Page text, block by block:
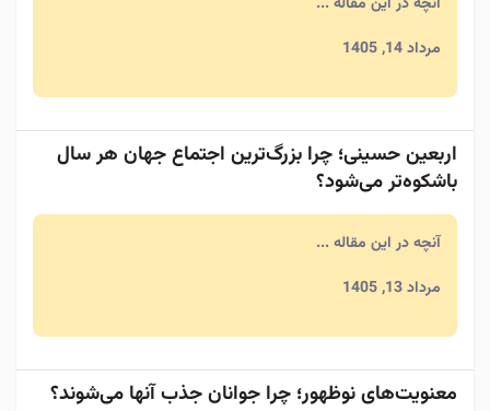
مرداد 14, 1405
اربعین حسینی؛ چرا بزرگ‌ترین اجتماع جهان هر سال
باشکوه‌تر می‌شود؟
آنچه در این مقاله ...
مرداد 13, 1405
معنویت‌های نوظهور؛ چرا جوانان جذب آنها می‌شوند؟